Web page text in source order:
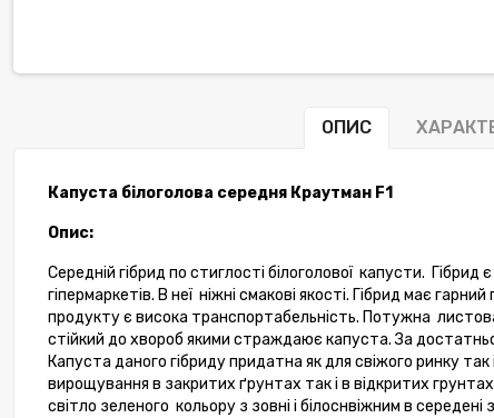
ОПИС
Капуста білоголова середня Краутман F1
Опис:
Середній гібрид по стиглості білоголової капусти. Гібрид
гіпермаркетів. В неї ніжні смакові якості. Гібрид має
продукту є висока транспортабельність. Потужна
стійкий до хвороб якими страждаює капуста. За
Капуста даного гібриду придатна як для свіжого ринку
вирощування в закритих ґрунтах так і в відкритих
світло зеленого кольору з зовні і білоснвіжним в